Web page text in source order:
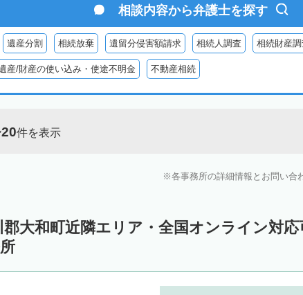
相談内容から弁護士を探す
遺産分割 相続放棄 遺留分侵害額請求 相続人調査 相続財産調
産/財産の使い込み・使途不明金 不動産相続
件を表示
各事務所の詳細情報とお問い合
郡大和町近隣エリア・全国オンライン対